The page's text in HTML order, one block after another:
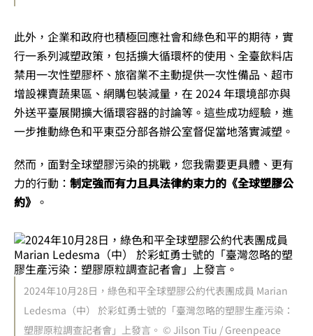
此外，企業和政府也積極回應社會和綠色和平的期待，實
行一系列減塑政策，包括擴大循環杯的使用、全臺飲料店
禁用一次性塑膠杯、旅宿業不主動提供一次性備品、超市
增設裸賣蔬果區、網購包裝減量，在 2024 年環境部亦與
外送平臺展開擴大循環容器的討論等。這些成功經驗，進
一步推動綠色和平東亞分部各辦公室督促當地落實減塑。
然而，面對全球塑膠污染的挑戰，您我需要更具體、更有
力的行動： 制定強而有力且具法律約束力的《全球塑膠公
約》 。
2024年10月28日，綠色和平全球塑膠公約代表團成員 Marian
Ledesma（中） 於彩虹勇士號的「臺灣忽略的塑膠生產污染：
塑膠原粒調查記者會」上發言。 © Jilson Tiu / Greenpeace